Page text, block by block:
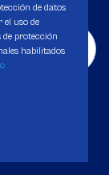
legal.
de datos
el uso de
de protección
habilitados